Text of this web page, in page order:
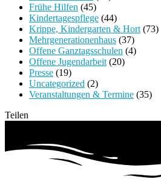
Frühe Hilfen (45)
Kindertagespflege (44)
Krippe, Kindergarten & Hort(73)
Mehrgenerationenhaus (37)
Offene Ganztagsschulen (4)
Offene Jugendarbeit(20)
Presse (19)
Uncategorized (2)
Veranstaltungen & Termine (35)
Teilen